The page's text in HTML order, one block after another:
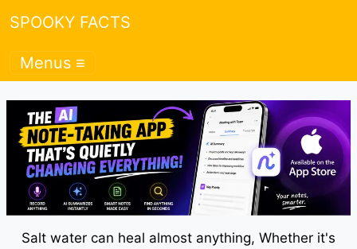
SPOOKY FACTS
Menus ≡
Salt water can heal almost anything, Whether it's